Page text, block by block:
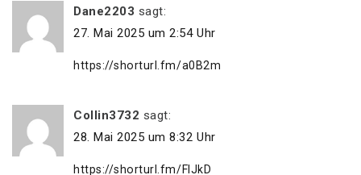
Dane2203 sagt:
27. Mai 2025 um 2:54 Uhr
https://shorturl.fm/a0B2m
Collin3732 sagt:
28. Mai 2025 um 8:32 Uhr
https://shorturl.fm/FIJkD